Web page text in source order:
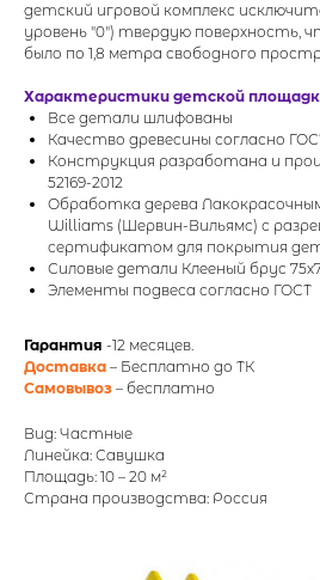
детский игровой комплекс
уровень "0") твердую поверхность,
было по 1,8 метра свободного
Характеристики детской
Все детали шлифованы
Качество древесины согласно
Конструкция разработана и
52169-2012
Обработка дерева
Williams (Шервин-Вильямс) с
сертификатом для покрытия
Силовые детали Клееный брус
Элементы подвеса согласно ГОСТ
Гарантия -12 месяцев.
Доставка – Бесплатно до ТК
Самовывоз – бесплатно
Вид: Частные
Линейка: Савушка
Площадь: 10 – 20 м²
Страна производства: Россия